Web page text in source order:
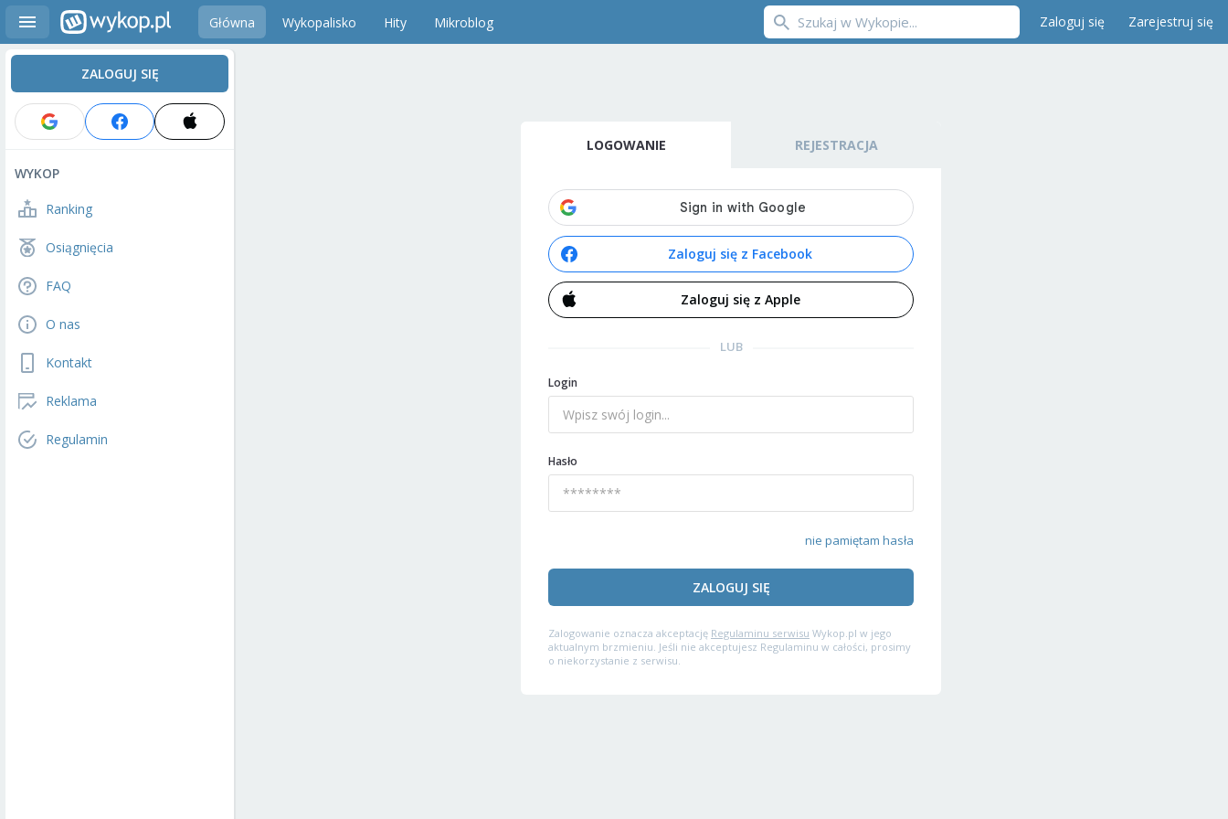
Główna Wykopalisko Hity Mikroblog Zaloguj się Zarejestruj się
ZALOGUJ SIĘ
WYKOP
Ranking
Osiągnięcia
FAQ
O nas
Kontakt
Reklama
Regulamin
LOGOWANIE REJESTRACJA
Zaloguj się z Facebook
Zaloguj się z Apple
LUB
Login
Hasło
nie pamiętam hasła
ZALOGUJ SIĘ
Zalogowanie oznacza akceptację Regulaminu serwisu Wykop.pl w jego
aktualnym brzmieniu. Jeśli nie akceptujesz Regulaminu w całości, prosimy
o niekorzystanie z serwisu.